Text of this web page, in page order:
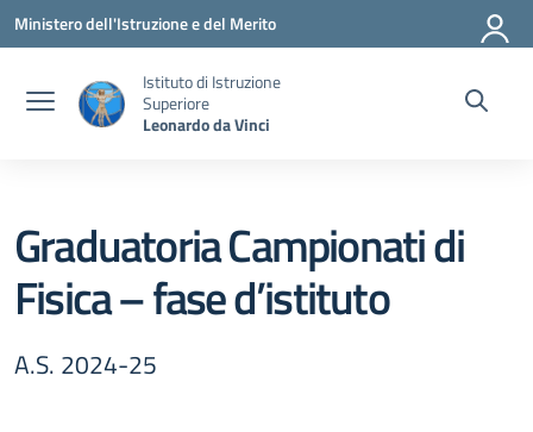
Vai ai contenuti
Vai al menu di navigazione
Vai al footer
Ministero dell'Istruzione e del Merito
Istituto di Istruzione
Superiore
Leonardo da Vinci
Graduatoria Campionati di
Fisica – fase d’istituto
A.S. 2024-25